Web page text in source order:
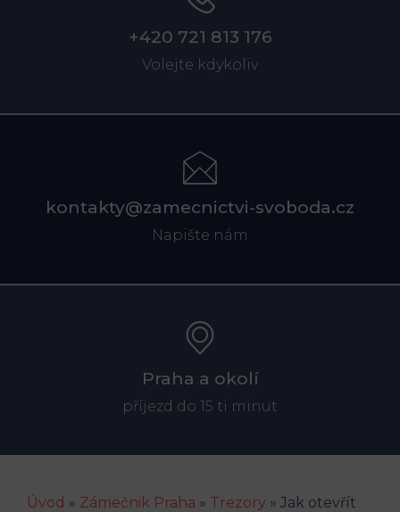
+420 721 813 176
Volejte kdykoliv
kontakty@zamecnictvi-svoboda.cz
Napište nám
Praha a okolí
příjezd do 15 ti minut
Úvod » Zámečnik Praha » Trezory » Jak otevřít